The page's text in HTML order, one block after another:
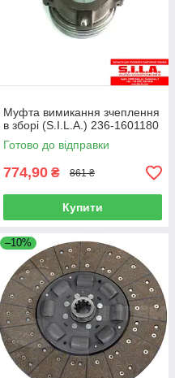
Муфта вимикання зчеплення
в зборі (S.I.L.A.) 236-1601180
Готово до відправки
774,90 ₴ 861 ₴
Купити
–10%